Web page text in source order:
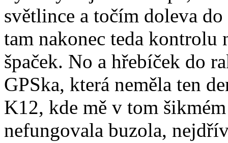
světlince a točím doleva
tam nakonec teda kontrolu
špaček. No a hřebíček do
GPSka, která neměla ten
K12, kde mě v tom
nefungovala buzola,